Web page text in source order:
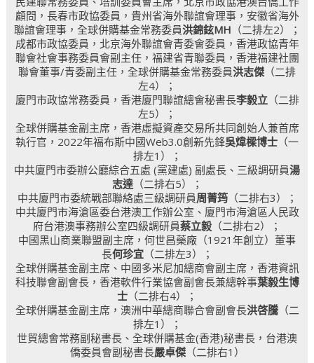
顧問，長春市政協委員，貴州省海外聯誼會理事，安徽省海外
聯誼會理事，全球併購基金常務委員洪錦鉉MH （二排左2）；
成都市政協委員，北京海外聯誼會青委會委員，香港政協青年
聯會社會事務委員會副主任，福建省青聯委員，香港福建社團
聯會董事/青委副主任，全球併購基金常務委員洪志傑 （二排
左4）；
廈門市政協常務委員，香港廈門聯誼總會秘書長李毅立（二排
左5）；
全球併購基金副主席，香港虛擬資產交易所共同創始人兼首席
執行官，2022年福布斯中國Web3.0創新先鋒吳煒樑博士 （一
排左1）；
中共廈門市委辦公廳綜合五處 (黨建處) 副處長、三級調研員湯
志達（二排右5）；
中共廈門市委統戰部聯絡處三級調研員周菁筠（二排右3）；
中共廈門市海滄區委台港澳工作辦公室、廈門市海滄區人民政
府台港澳事務辦公室四級調研員蔡立毅 （二排右2）；
中國黑山商業聯盟副主席，何世昌藥廠（1921年創立）董事
長何珍宜（二排左3）；
全球併購基金副主席、中國多米尼加總商會副主席，香港資訊
科技聯會副會長，香港軟件行業協會副會長兼總幹事葉毅生博
士 （二排右4）；
全球併購基金副主席，澳洲中華總商聯合會副會長洪啓騰（二
排左1）；
世貿總會常務副秘書長、全球併購基金(香港)秘書長，台港澳
僑委員會副秘書長嚴卓傑（二排右1）